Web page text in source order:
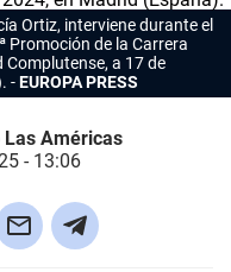
Ortiz, interviene durante el
Promoción de la Carrera
Complutense, a 17 de
EUROPA PRESS
Las Américas
- 13:06